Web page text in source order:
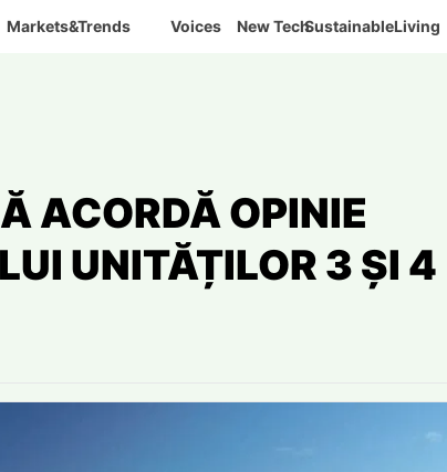
Markets&Trends Voices New TechSustainableLiving
ACORDĂ OPINIE
UNITĂȚILOR 3 ȘI 4